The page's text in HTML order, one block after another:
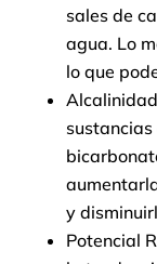
sales de
agua. Lo
lo que
y
Potencial